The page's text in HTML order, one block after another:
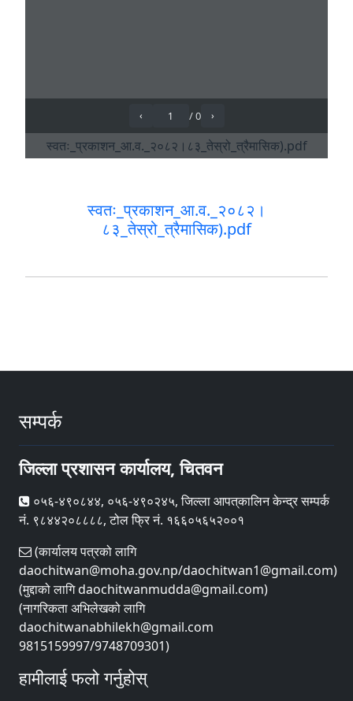
स्वतः_प्रकाशन_आ.व._२०८२।
८३_तेस्रो_त्रैमासिक).pdf
सम्पर्क
जिल्ला प्रशासन कार्यालय, चितवन
०५६-४९०८४४, ०५६-४९०२४५, जिल्ला आपत्‌कालिन केन्द्र सम्पर्क
नं. ९८४४२०८८८८, टोल फ्रि नं. १६६०५६५२००१
(कार्यालय पत्रको लागि
daochitwan@moha.gov.np/daochitwan1@gmail.com)
(मुद्दाको लागि daochitwanmudda@gmail.com)
(नागरिकता अभिलेखको लागि
daochitwanabhilekh@gmail.com
9815159997/9748709301)
हामीलाई फलो गर्नुहोस्